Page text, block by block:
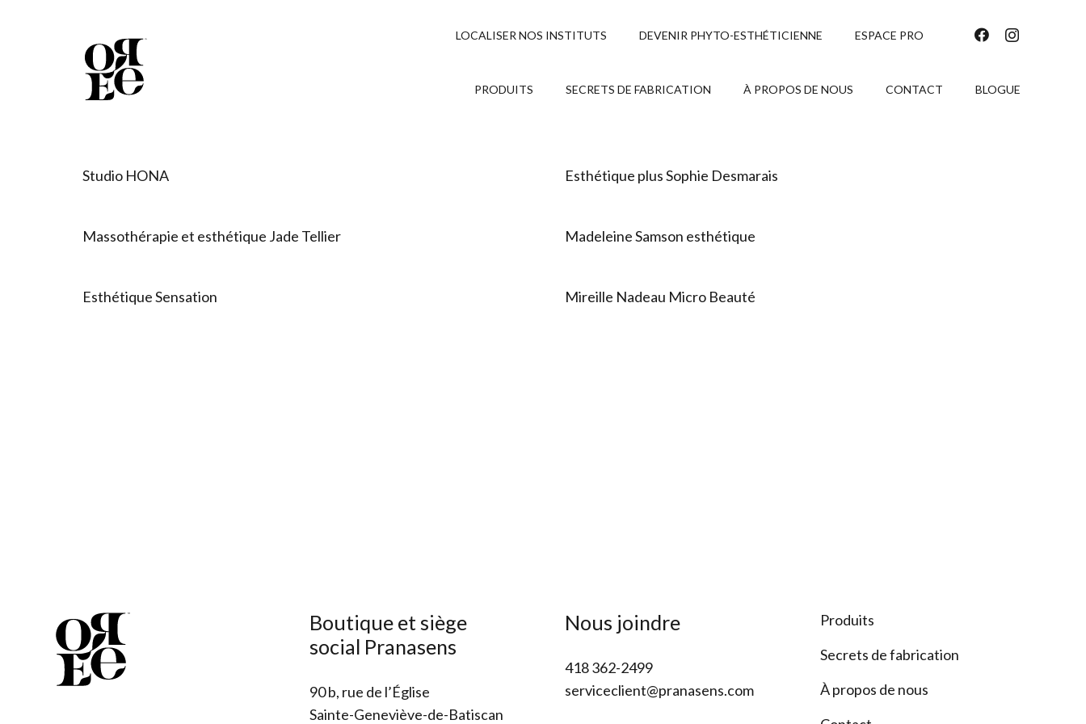
LOCALISER NOS INSTITUTS DEVENIR PHYTO-ESTHÉTICIENNE ESPACE PRO
PRODUITS SECRETS DE FABRICATION À PROPOS DE NOUS CONTACT BLOGUE
Studio HONA Esthétique plus Sophie Desmarais
Massothérapie et esthétique Jade Tellier Madeleine Samson esthétique
Esthétique Sensation Mireille Nadeau Micro Beauté
Boutique et siège
social Pranasens
90 b, rue de l’Église
Sainte-Geneviève-de-Batiscan
Nous joindre
418 362-2499
serviceclient@pranasens.com
Produits
Secrets de fabrication
À propos de nous